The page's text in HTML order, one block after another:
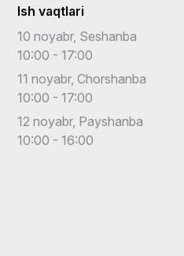
Ish vaqtlari
10 noyabr, Seshanba
10:00 - 17:00
11 noyabr, Chorshanba
10:00 - 17:00
12 noyabr, Payshanba
10:00 - 16:00